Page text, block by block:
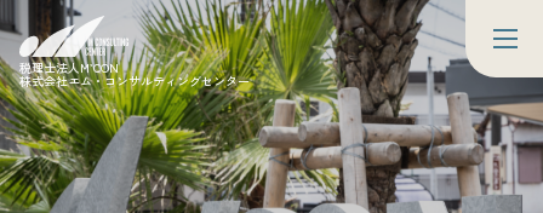
税理士法人M’CON
株式会社エム・コンサルティングセンター